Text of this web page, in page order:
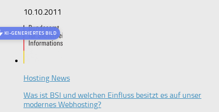
10.10.2011
KI-GENERIERTES BILD
Hosting News
Was ist BSI und welchen Einfluss besitzt es auf unser
modernes Webhosting?